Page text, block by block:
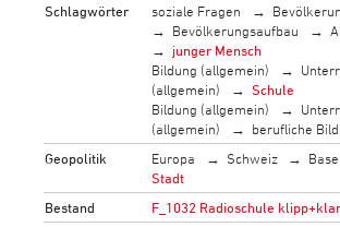
Schlagwörter
soziale Fragen
Bevölkerungsaufbau
junger Mensch
Bildung (allgemein)
(allgemein)
Schule
Bildung (allgemein)
(allgemein)
berufliche
Geopolitik
Europa Schweiz
Stadt
Bestand
F_1032 Radioschule